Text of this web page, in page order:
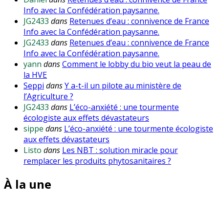
Info avec la Confédération paysanne.
JG2433 dans Retenues d’eau : connivence de France
Info avec la Confédération paysanne.
JG2433 dans Retenues d’eau : connivence de France
Info avec la Confédération paysanne.
yann dansComment le lobby du bio veut la peau de
la HVE
Seppi dansY a-t-il un pilote au ministère de
l’Agriculture ?
JG2433 dans L’éco-anxiété : une tourmente
écologiste aux effets dévastateurs
sippe dans L’éco-anxiété : une tourmente écologiste
aux effets dévastateurs
Listo dans Les NBT : solution miracle pour
remplacer les produits phytosanitaires ?
À la une